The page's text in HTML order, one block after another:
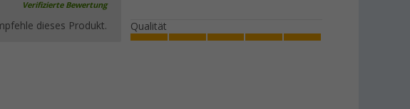
Verifizierte Bewertung
dieses Produkt. Qualität